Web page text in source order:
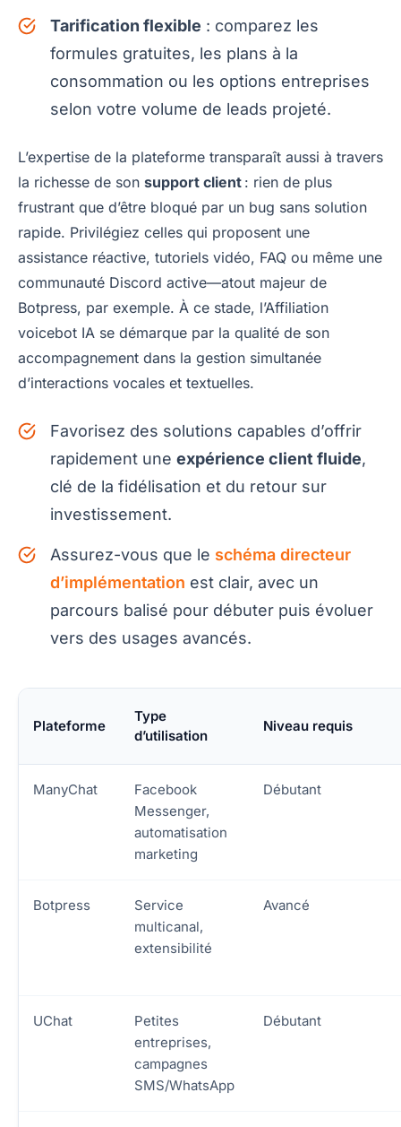
Tarification flexible : comparez les
formules gratuites, les plans à la
consommation ou les options entreprises
selon votre volume de leads projeté.
L’expertise de la plateforme transparaît aussi à travers
la richesse de son support client : rien de plus
frustrant que d’être bloqué par un bug sans solution
rapide. Privilégiez celles qui proposent une
assistance réactive, tutoriels vidéo, FAQ ou même une
communauté Discord active—atout majeur de
Botpress, par exemple. À ce stade, l’Affiliation
voicebot IA se démarque par la qualité de son
accompagnement dans la gestion simultanée
d’interactions vocales et textuelles.
Favorisez des solutions capables d’offrir
rapidement une expérience client fluide,
clé de la fidélisation et du retour sur
investissement.
Assurez-vous que le schéma directeur
d’implémentation est clair, avec un
parcours balisé pour débuter puis évoluer
vers des usages avancés.
Plateforme
Type
d’utilisation
Niveau requis
ManyChat
Facebook
Messenger,
automatisation
marketing
Débutant
Botpress
Service
multicanal,
extensibilité
Avancé
UChat
Petites
entreprises,
campagnes
SMS/WhatsApp
Débutant